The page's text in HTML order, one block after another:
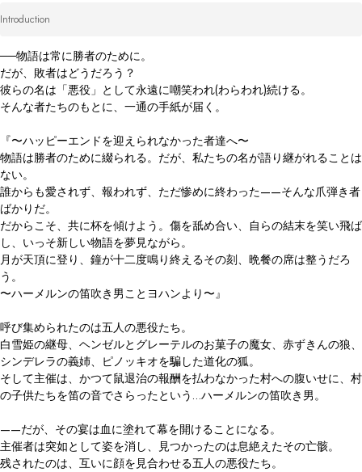
Introduction
──物語は常に勝者のために。
だが、敗者はどうだろう？
彼らの名は「悪役」として永遠に嘲笑われ(わらわれ)続ける。
そんな者たちのもとに、一通の手紙が届く。
『〜ハッピーエンドを迎えられなかった者達へ〜
物語は勝者のために綴られる。だが、私たちの名が語り継がれることは
ない。
誰からも愛されず、報われず、ただ惨めに終わった——そんな爪弾き者
ばかりだ。
だからこそ、共に杯を傾けよう。傷を舐め合い、自らの結末を笑い飛ば
し、いっそ新しい物語を夢見ながら。
月が天頂に登り、鐘が十二度鳴り終えるその刻、晩餐の席は整うだろ
う。
〜ハーメルンの笛吹き男ことヨハンより〜』
呼び集められたのは五人の悪役たち。
白雪姫の継母、ヘンゼルとグレーテルのお菓子の魔女、赤ずきんの狼、
シンデレラの義姉、ピノッキオを騙した道化の狐。
そして主催は、かつて鼠退治の報酬を払わなかった村への腹いせに、村
の子供たちを笛の音でさらったという…ハーメルンの笛吹き男。
——だが、その宴は血に塗れて幕を開けることになる。
主催者は突如として姿を消し、見つかったのは息絶えたその亡骸。
残されたのは、互いに顔を見合わせる五人の悪役たち。